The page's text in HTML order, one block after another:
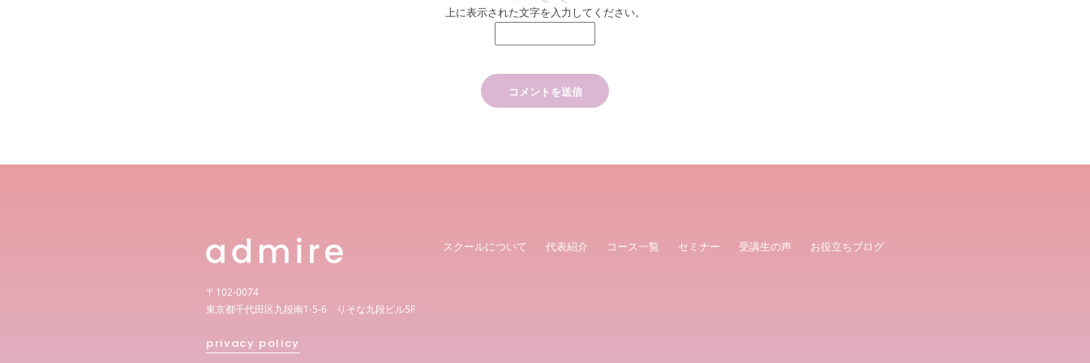
上に表示された文字を入力してください。
スクールについて 代表紹介 コース一覧 セミナー 受講生の声 お役立ちブログ
〒102-0074
東京都千代田区九段南1-5-6 りそな九段ビル5F
privacy policy